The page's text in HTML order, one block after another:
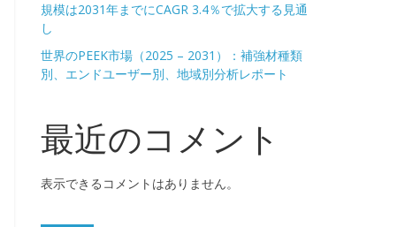
規模は2031年までにCAGR 3.4％で拡大する見通
し
世界のPEEK市場（2025 – 2031）：補強材種類
別、エンドユーザー別、地域別分析レポート
最近のコメント
表示できるコメントはありません。